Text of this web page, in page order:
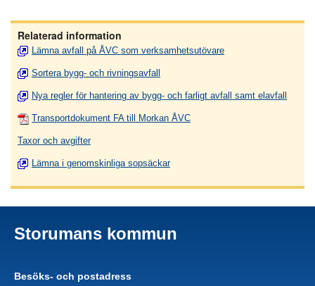
Relaterad information
Lämna avfall på ÅVC som verksamhetsutövare
Sortera bygg- och rivningsavfall
Nya regler för hantering av bygg- och farligt avfall samt elavfall
Transportdokument FA till Morkan ÅVC
Taxor och avgifter
Lämna i genomskinliga sopsäckar
Storumans kommun
Besöks- och postadress